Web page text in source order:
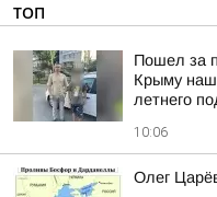
ТОП
Пошел за
Крыму
летнего
10:06
Олег